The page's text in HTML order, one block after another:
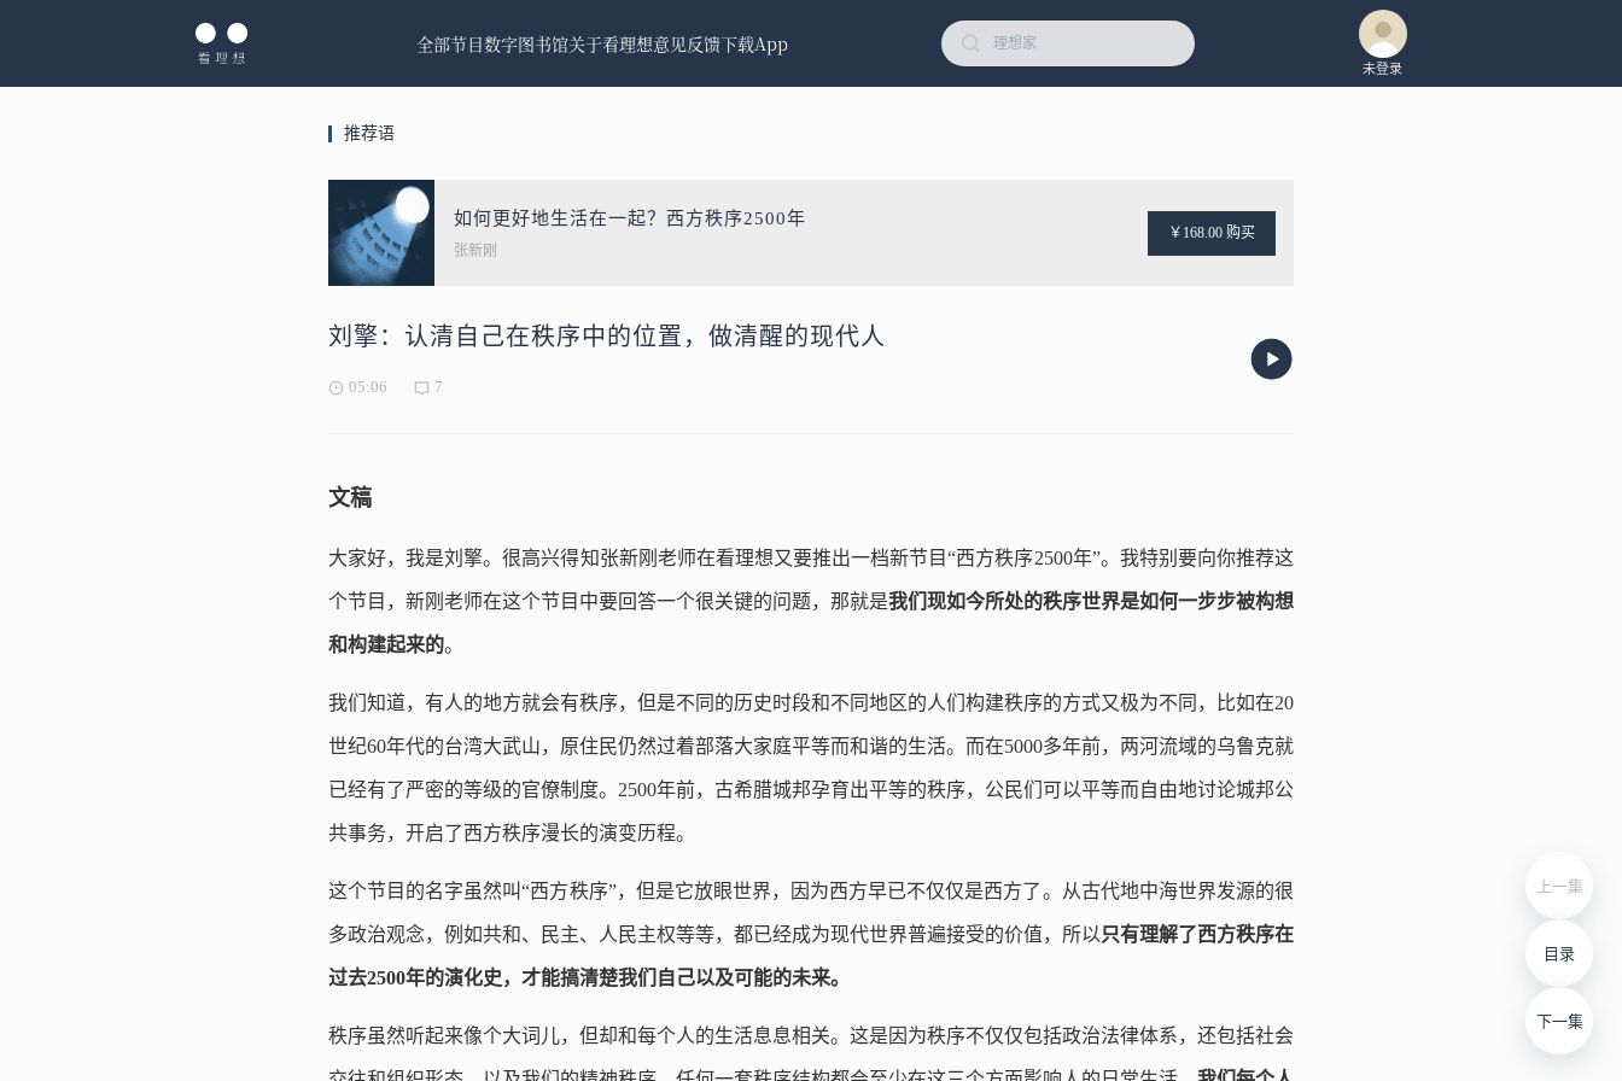
全部节目数字图书馆关于看理想意见反馈下载App
未登录
推荐语
如何更好地生活在一起？西方秩序2500年
张新刚
￥168.00 购买
刘擎：认清自己在秩序中的位置，做清醒的现代人
05:06 7
上一集
目录
下一集
文稿
大家好，我是刘擎。很高兴得知张新刚老师在看理想又要推出一档新节目“西方秩序2500年”。我特别要向你推荐这
个节目，新刚老师在这个节目中要回答一个很关键的问题，那就是我们现如今所处的秩序世界是如何一步步被构想
和构建起来的。
我们知道，有人的地方就会有秩序，但是不同的历史时段和不同地区的人们构建秩序的方式又极为不同，比如在20
世纪60年代的台湾大武山，原住民仍然过着部落大家庭平等而和谐的生活。而在5000多年前，两河流域的乌鲁克就
已经有了严密的等级的官僚制度。2500年前，古希腊城邦孕育出平等的秩序，公民们可以平等而自由地讨论城邦公
共事务，开启了西方秩序漫长的演变历程。
这个节目的名字虽然叫“西方秩序”，但是它放眼世界，因为西方早已不仅仅是西方了。从古代地中海世界发源的很
多政治观念，例如共和、民主、人民主权等等，都已经成为现代世界普遍接受的价值，所以 只有理解了西方秩序在
过去2500年的演化史，才能搞清楚我们自己以及可能的未来。
秩序虽然听起来像个大词儿，但却和每个人的生活息息相关。这是因为秩序不仅仅包括政治法律体系，还包括社会